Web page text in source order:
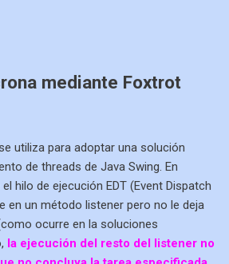
mediante Foxtrot
utiliza para adoptar una solución
de threads de Java Swing. En
hilo de ejecución EDT (Event Dispatch
en un método listener pero no le deja
ocurre en la soluciones
la ejecución del resto del listener no